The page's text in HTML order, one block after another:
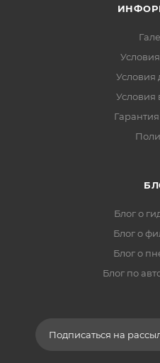
Условия
Условия
Блог о
Блог о
Блог о
Блог по
Подписаться на